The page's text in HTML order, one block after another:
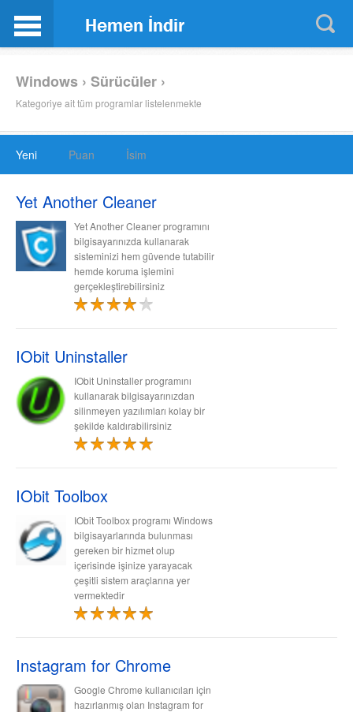
Windows › Sürücüler ›
Kategoriye ait tüm programlar listelenmekte
Yeni Puan İsim
Yet Another Cleaner
Yet Another Cleaner programını
bilgisayarınızda kullanarak
sisteminizi hem güvende tutabilir
hemde koruma işlemini
gerçekleştirebilirsiniz
IObit Uninstaller
IObit Uninstaller programını
kullanarak bilgisayarınızdan
silinmeyen yazılımları kolay bir
şekilde kaldırabilirsiniz
IObit Toolbox
IObit Toolbox programı Windows
bilgisayarlarında bulunması
gereken bir hizmet olup
içerisinde işinize yarayacak
çeşitli sistem araçlarına yer
vermektedir
Instagram for Chrome
Google Chrome kullanıcıları için
hazırlanmış olan Instagram for